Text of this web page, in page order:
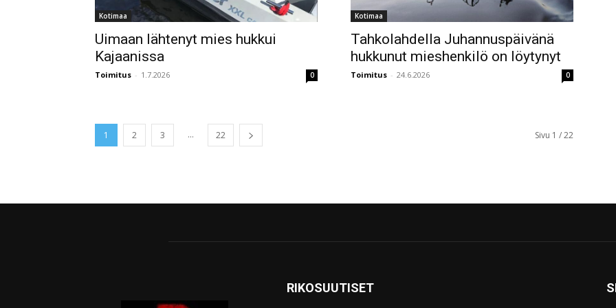
Kotimaa
Uimaan lähtenyt mies hukkui
Kajaanissa
Toimitus - 1.7.2026 0
Kotimaa
Tahkolahdella Juhannuspäivänä
hukkunut mieshenkilö on löytynyt
Toimitus - 24.6.2026 0
1 2 3 ... 22 Sivu 1 / 22
RIKOSUUTISET